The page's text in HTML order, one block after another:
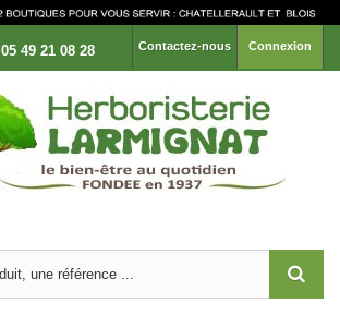
Connexion
Contactez-nous
05 49 21 08 28